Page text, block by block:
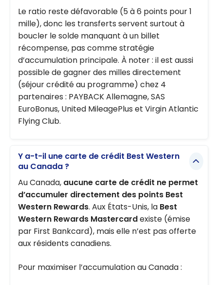
Le ratio reste défavorable (5 à 6 points pour 1
mille), donc les transferts servent surtout à
boucler le solde manquant à un billet
récompense, pas comme stratégie
d’accumulation principale. À noter : il est aussi
possible de gagner des milles directement
(séjour crédité au programme) chez 4
partenaires : PAYBACK Allemagne, SAS
EuroBonus, United MileagePlus et Virgin Atlantic
Flying Club.
Y a-t-il une carte de crédit Best Western
au Canada ?
Au Canada, aucune carte de crédit ne permet
d’accumuler directement des points Best
Western Rewards. Aux États-Unis, la Best
Western Rewards Mastercardexiste (émise
par First Bankcard), mais elle n’est pas offerte
aux résidents canadiens.
Pour maximiser l’accumulation au Canada :